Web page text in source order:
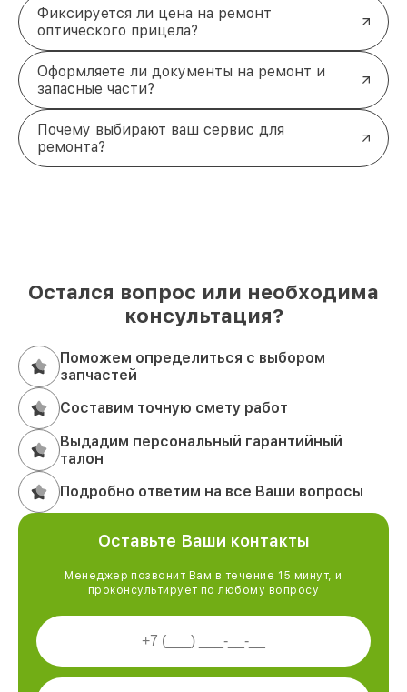
Фиксируется ли цена на ремонт
оптического прицела?
Оформляете ли документы на ремонт и
запасные части?
Почему выбирают ваш сервис для
ремонта?
Остался вопрос или необходима
консультация?
Поможем определиться с выбором
запчастей
Составим точную смету работ
Выдадим персональный гарантийный
талон
Подробно ответим на все Ваши вопросы
Оставьте Ваши контакты
Менеджер позвонит Вам в течение 15 минут, и
проконсультирует по любому вопросу